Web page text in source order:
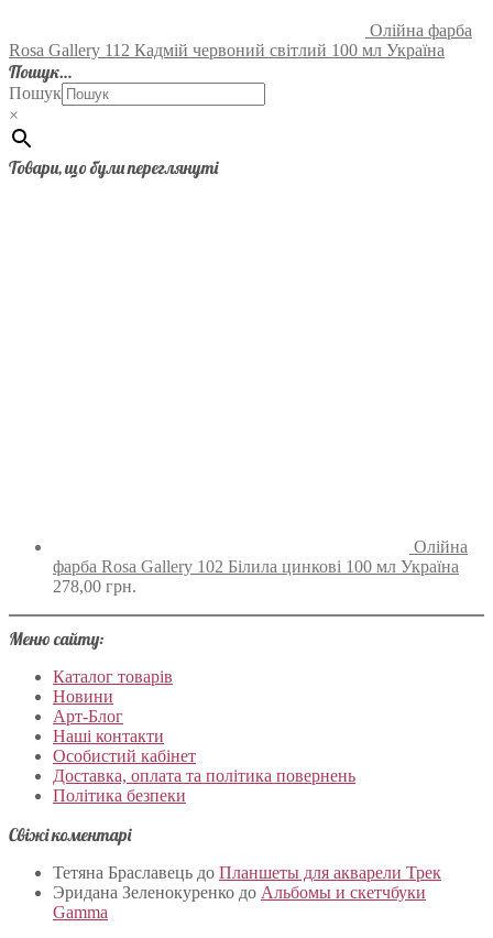
Олійна фарба
Rosa Gallery 112 Кадмій червоний світлий 100 мл Україна
Пошук…
Пошук
×
Товари, що були переглянуті
Олійна
фарба Rosa Gallery 102 Білила цинкові 100 мл Україна
278,00 грн.
Меню сайту:
Каталог товарів
Новини
Арт-Блог
Наші контакти
Особистий кабінет
Доставка, оплата та політика повернень
Політика безпеки
Свіжі коментарі
Тетяна Браславець до Планшеты для акварели Трек
Эридана Зеленокуренко до Альбомы и скетчбуки
Gamma